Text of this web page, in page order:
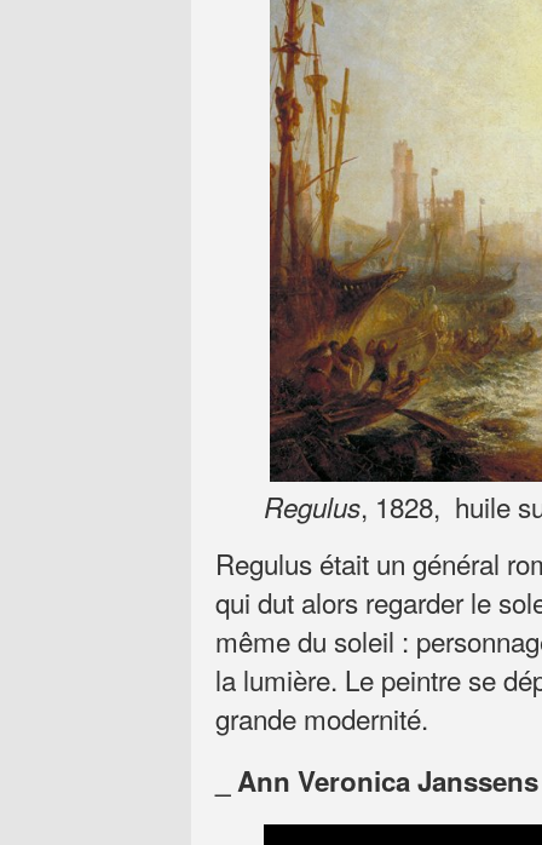
Regulus, 1828, huile
Regulus était un général
qui dut alors regarder le
même du soleil :
la lumière. Le peintre se
grande modernité.
_ Ann Veronica Janssens